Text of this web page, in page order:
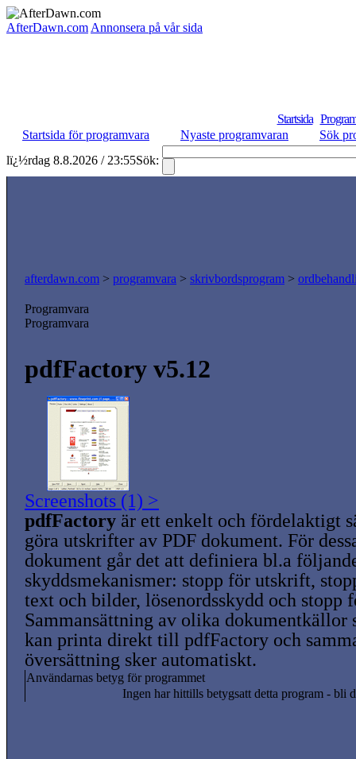
AfterDawn.com Annonsera på vår sida
Startsida
Startsida för programvara
Nyaste programvaran
Sök
lï¿½rdag 8.8.2026 / 23:55Sök:
afterdawn.com > programvara > skrivbordsprogram >
Programvara
Programvara
pdfFactory v5.12
Screenshots (1) >
pdfFactory är ett enkelt och fördelaktigt
göra utskrifter av PDF dokument. För
dokument går det att definiera bl.a
skyddsmekanismer: stopp för utskrift,
text och bilder, lösenordsskydd och stopp
Sammansättning av olika dokumentkällor
kan printa direkt till pdfFactory och
översättning sker automatiskt.
Användarnas betyg för programmet
Ingen har hittills betygsatt detta program - bli